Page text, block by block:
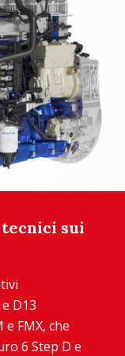
sui
D13
FMX, che
6 Step D e